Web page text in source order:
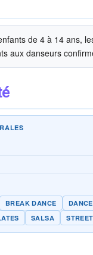
de 4 à 14 ans,
aux danseurs
BREAK DANCE
SALSA